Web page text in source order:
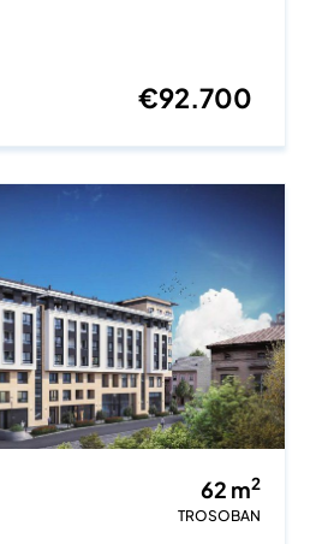
€92.700
62 m2
TROSOBAN